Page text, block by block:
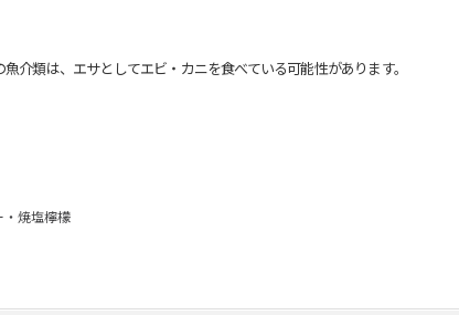
類は、エサとしてエビ・カニを食べている可能性があります。
焼塩檸檬